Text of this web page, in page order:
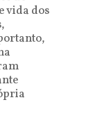
vida dos